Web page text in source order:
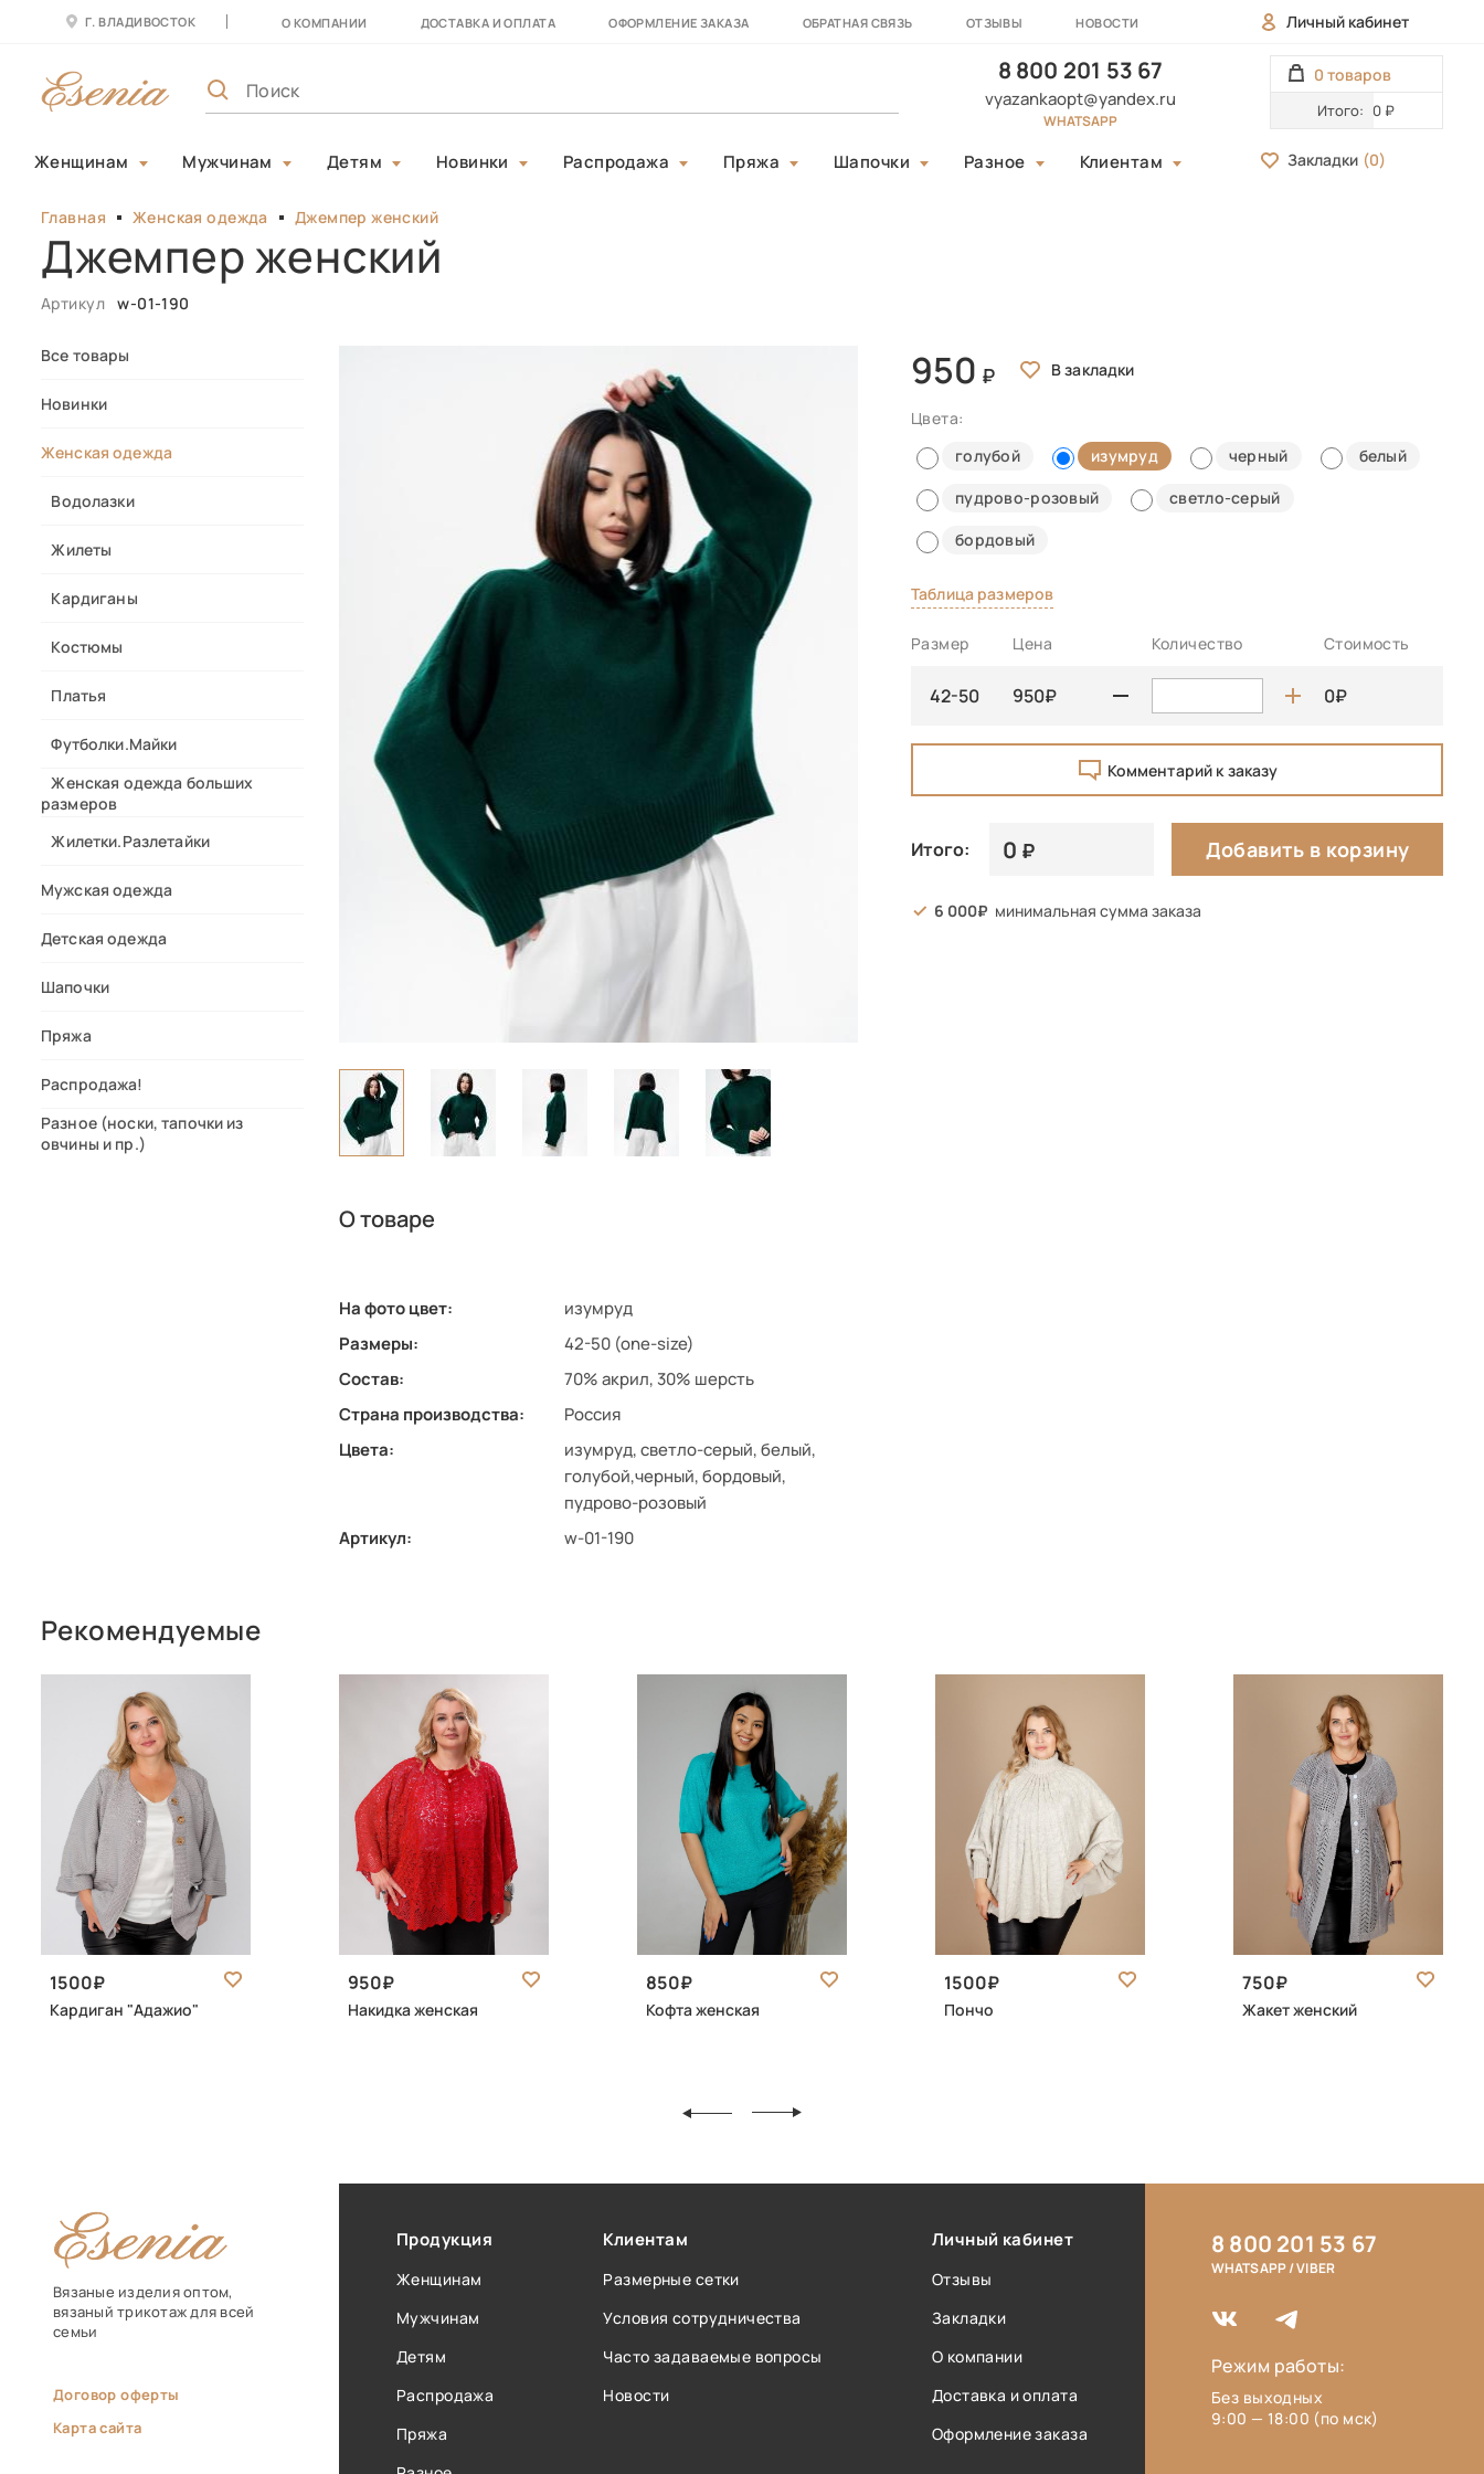
Г. ВЛАДИВОСТОК О КОМПАНИИ ДОСТАВКА И ОПЛАТА ОФОРМЛЕНИЕ ЗАКАЗА ОБРАТНАЯ СВЯЗЬ ОТЗЫВЫ НОВОСТИ Личный кабинет
8 800 201 53 67
vyazankaopt@yandex.ru
WHATSAPP
0 товаров
Итого: 0 ₽
Женщинам Мужчинам Детям Новинки Распродажа Пряжа Шапочки Разное Клиентам Закладки (0)
Главная Женская одежда Джемпер женский
Джемпер женский
Артикул w-01-190
Все товары
Новинки
Женская одежда
Водолазки
Жилеты
Кардиганы
Костюмы
Платья
Футболки.Майки
Женская одежда больших
размеров
Жилетки.Разлетайки
Мужская одежда
Детская одежда
Шапочки
Пряжа
Распродажа!
Разное (носки, тапочки из
овчины и пр.)
О товаре
На фото цвет:
изумруд
Размеры:
42-50 (one-size)
Состав:
70% акрил, 30% шерсть
Страна производства:
Россия
Цвета:
изумруд, светло-серый, белый,
голубой,черный, бордовый,
пудрово-розовый
Артикул:
w-01-190
950
Цвета:
голубой
изумруд черный
белый
пудрово-розовый
светло-серый
бордовый
Таблица размеров
Размер Цена Количество Стоимость
42-50 950 0
Комментарий к заказу
Итого: 0 Добавить в корзину
6 000 минимальная сумма заказа
Рекомендуемые
1500
Кардиган "Адажио"
950
Накидка женская
850
Кофта женская
1500
Пончо
750
Жакет женский
Вязаные изделия оптом,
вязаный трикотаж для всей
семьи
Договор оферты
Карта сайта
Продукция
Женщинам
Мужчинам
Детям
Распродажа
Пряжа
Клиентам
Размерные сетки
Условия сотрудничества
Часто задаваемые вопросы
Новости
Личный кабинет
Отзывы
Закладки
О компании
Доставка и оплата
Оформление заказа
8 800 201 53 67
WHATSAPP / VIBER
Режим работы:
Без выходных
9:00 — 18:00 (по мск)